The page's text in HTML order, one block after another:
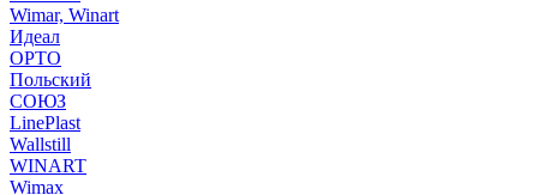
Wimar, Winart
Идеал
ОРТО
Польский
СОЮЗ
LinePlast
Wallstill
WINART
Wimax